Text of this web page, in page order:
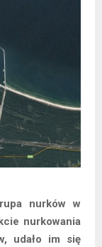
nurków w
nurkowania
udało im się